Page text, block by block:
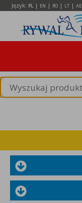
Język: PL | EN | RO | LT | AE